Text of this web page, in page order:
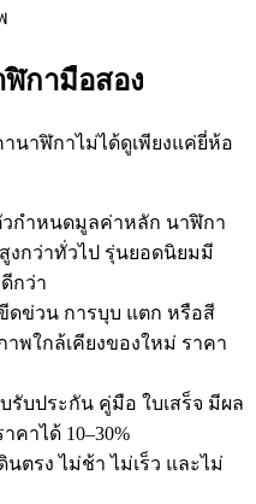
กามือสอง
านาฬิกาไม่ได้ดูเพียงแค่ยี่ห้อ
กำหนดมูลค่าหลัก นาฬิกา
งกว่าทั่วไป รุ่นยอดนิยมมี
กว่า
ดข่วน การบุบ แตก หรือสี
พใกล้เคียงของใหม่ ราคา
บประกัน คู่มือ ใบเสร็จ มีผล
คาได้ 10–30%
ตรง ไม่ช้า ไม่เร็ว และไม่